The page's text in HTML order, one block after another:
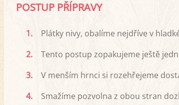
POSTUP PŘÍPRAVY
1.
Plátky nivy, obalíme nejdříve v
2.
Tento postup zopakujeme ještě
3.
V menším hrnci si rozehřejeme
4.
Smažíme pozvolna z obou stran